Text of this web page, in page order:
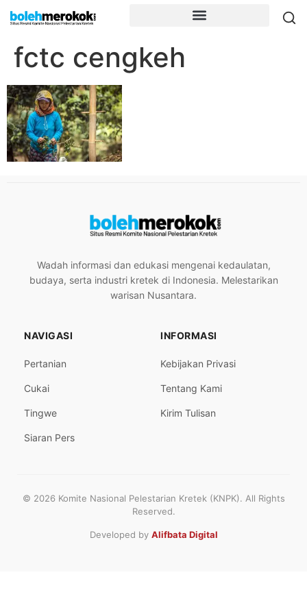
fctc cengkeh
Wadah informasi dan edukasi mengenai kedaulatan,
budaya, serta industri kretek di Indonesia. Melestarikan
warisan Nusantara.
NAVIGASI
Pertanian
Cukai
Tingwe
Siaran Pers
INFORMASI
Kebijakan Privasi
Tentang Kami
Kirim Tulisan
© 2026 Komite Nasional Pelestarian Kretek (KNPK). All Rights
Reserved.
Developed by Alifbata Digital